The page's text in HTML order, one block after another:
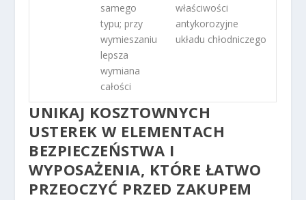
samego
typu; przy
wymieszaniu
lepsza
wymiana
całości
właściwości
antykorozyjne
układu chłodniczego
UNIKAJ KOSZTOWNYCH
USTEREK W ELEMENTACH
BEZPIECZEŃSTWA I
WYPOSAŻENIA, KTÓRE ŁATWO
PRZEOCZYĆ PRZED ZAKUPEM